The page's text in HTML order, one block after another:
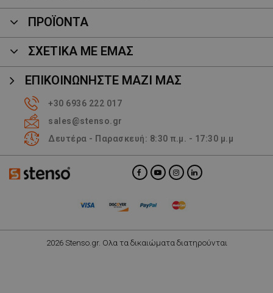
ΠΡΟΪΌΝΤΑ
ΣΧΕΤΙΚΑ ΜΕ ΕΜΑΣ
ΕΠΙΚΟΙΝΩΝΉΣΤΕ ΜΑΖΊ ΜΑΣ
+30 6936 222 017
sales@stenso.gr
Δευτέρα - Παρασκευή: 8:30 π.μ. - 17:30 μ.μ
2026 Stenso.gr. Ολα τα δικαιώματα διατηρούνται